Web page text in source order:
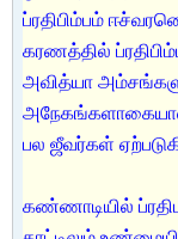
ப்ரதிபிம்பம்
கரணத்தில்
அவித்யா
பல ஜீவர்கள்
கண்ணாடியில்